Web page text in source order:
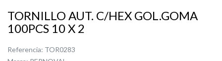
TORNILLO AUT. C/HEX GOL.GOMA
100PCS 10 X 2
Referencia: TOR0283